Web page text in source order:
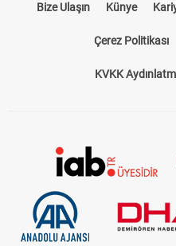
Bize Ulaşın Künye
Çerez Politikası
KVKK